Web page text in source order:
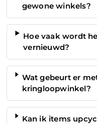
gewone winkels?
Hoe vaak wordt
vernieuwd?
Wat gebeurt er
kringloopwinkel?
Kan ik items